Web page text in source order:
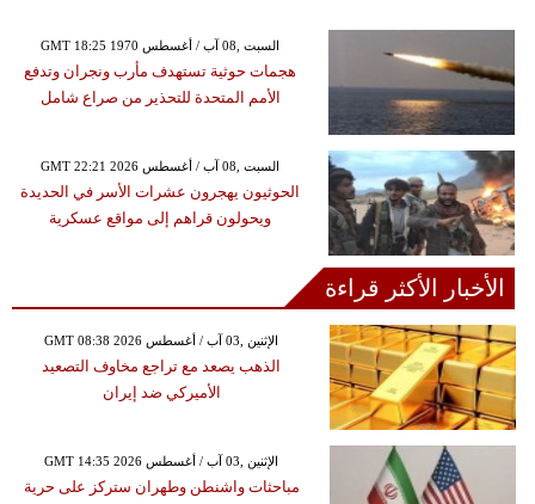
GMT 18:25 1970 السبت ,08 آب / أغسطس
هجمات حوثية تستهدف مأرب ونجران وتدفع
الأمم المتحدة للتحذير من صراع شامل
GMT 22:21 2026 السبت ,08 آب / أغسطس
الحوثيون يهجرون عشرات الأسر في الحديدة
ويحولون قراهم إلى مواقع عسكرية
الأخبار الأكثر قراءة
GMT 08:38 2026 الإثنين ,03 آب / أغسطس
الذهب يصعد مع تراجع مخاوف التصعيد
الأميركي ضد إيران
GMT 14:35 2026 الإثنين ,03 آب / أغسطس
مباحثات واشنطن وطهران ستركز على حرية